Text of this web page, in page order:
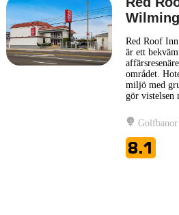
Red Roof
är ett
området.
miljö med
gör vistelsen
trevlig
gratis Wi-Fi,
sängar, vilket
8.1